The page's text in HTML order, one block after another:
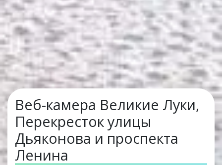
Веб-камера Великие Луки,
Перекресток улицы
Дьяконова и проспекта
Ленина